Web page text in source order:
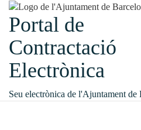
Portal de
Contractació
Electrònica
Seu electrònica de l'Ajuntament de